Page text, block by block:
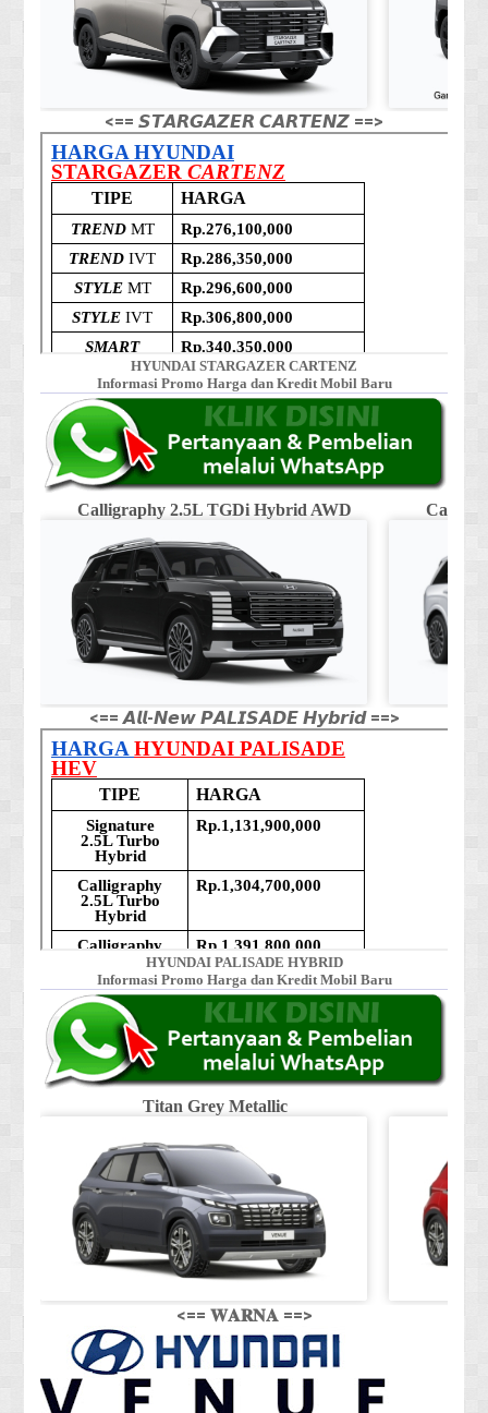
<== 𝙎𝙏𝘼𝙍𝙂𝘼𝙕𝙀𝙍 𝘾𝘼𝙍𝙏𝙀𝙉𝙕 ==>
HYUNDAI STARGAZER CARTENZ
Informasi Promo Harga dan Kredit Mobil Baru
Calligraphy 2.5L TGDi Hybrid AWD
<== 𝘼𝙡𝙡-𝙉𝙚𝙬 𝙋𝘼𝙇𝙄𝙎𝘼𝘿𝙀 𝙃𝙮𝙗𝙧𝙞𝙙 ==>
HYUNDAI PALISADE HYBRID
Informasi Promo Harga dan Kredit Mobil Baru
Titan Grey Metallic
<== 𝐖𝐀𝐑𝐍𝐀 ==>